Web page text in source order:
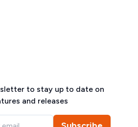
to stay up to date on
and releases